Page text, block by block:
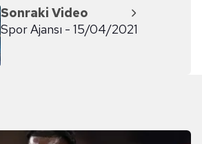
Sonraki Video
Spor Ajansı - 15/04/2021